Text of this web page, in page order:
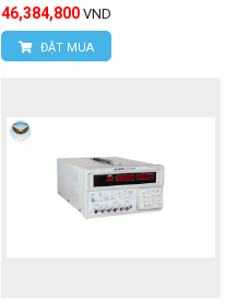
46,384,800 VND
ĐẶT MUA